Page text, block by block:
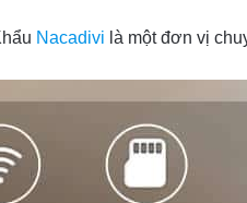
Nacadivi là một đơn vị